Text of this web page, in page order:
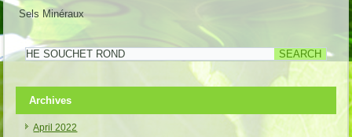
Sels Minéraux
Archives
April 2022